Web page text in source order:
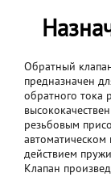
Обратный
предназначен
обратного тока
резьбовым
действием
Клапан